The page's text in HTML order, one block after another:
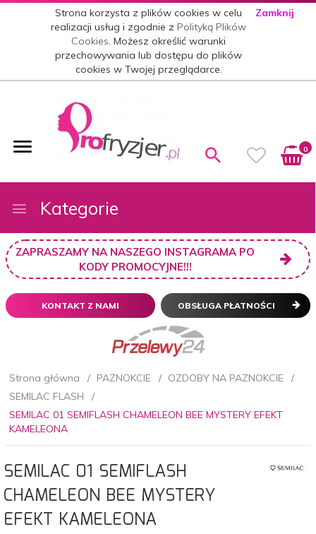
Strona korzysta z plików cookies w celu
realizacji usług i zgodnie zPolityką Plików
Cookies. Możesz określić warunki
przechowywania lub dostępu do plików
cookies w Twojej przeglądarce.
Zamknij
0
Kategorie
ZAPRASZAMY NA NASZEGO INSTAGRAMA PO
KODY PROMOCYJNE!!!
KONTAKT Z NAMI OBSŁUGA PŁATNOŚCI
Strona główna PAZNOKCIE
OZDOBY NA PAZNOKCIE
SEMILAC FLASH
SEMILAC 01 SEMIFLASH CHAMELEON BEE MYSTERY EFEKT
KAMELEONA
SEMILAC 01 SEMIFLASH
CHAMELEON BEE MYSTERY
EFEKT KAMELEONA